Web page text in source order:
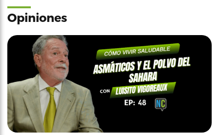
Opiniones